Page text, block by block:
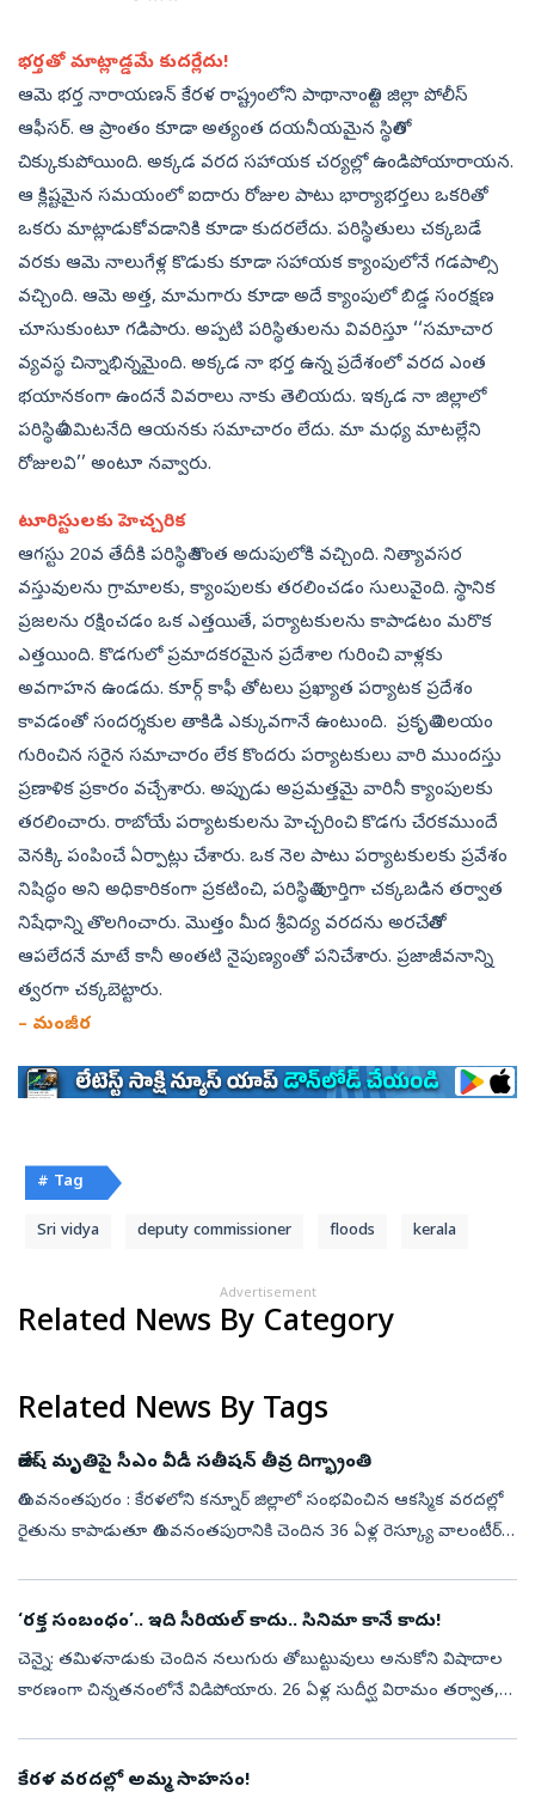
భర్తతో మాట్లాడ్డమే కుదర్లేదు!
ఆమె భర్త నారాయణన్‌ కేరళ రాష్ట్రంలోని పాథానాంతిట్ట జిల్లా పోలీస్‌
ఆఫీసర్‌. ఆ ప్రాంతం కూడా అత్యంత దయనీయమైన స్థితిలో
చిక్కుకుపోయింది. అక్కడ వరద సహాయక చర్యల్లో ఉండిపోయారాయన.
ఆ క్లిష్టమైన సమయంలో ఐదారు రోజుల పాటు భార్యాభర్తలు ఒకరితో
ఒకరు మాట్లాడుకోవడానికి కూడా కుదరలేదు. పరిస్థితులు చక్కబడే
వరకు ఆమె నాలుగేళ్ల కొడుకు కూడా సహాయక క్యాంపులోనే గడపాల్సి
వచ్చింది. ఆమె అత్త, మామగారు కూడా అదే క్యాంపులో బిడ్డ సంరక్షణ
చూసుకుంటూ గడిపారు. అప్పటి పరిస్థితులను వివరిస్తూ ‘‘సమాచార
వ్యవస్థ చిన్నాభిన్నమైంది. అక్కడ నా భర్త ఉన్న ప్రదేశంలో వరద ఎంత
భయానకంగా ఉందనే వివరాలు నాకు తెలియదు. ఇక్కడ నా జిల్లాలో
పరిస్థితి ఏమిటనేది ఆయనకు సమాచారం లేదు. మా మధ్య మాటల్లేని
రోజులవి’’ అంటూ నవ్వారు.
టూరిస్టులకు హెచ్చరిక
ఆగస్టు 20వ తేదీకి పరిస్థితి కొంత అదుపులోకి వచ్చింది. నిత్యావసర
వస్తువులను గ్రామాలకు, క్యాంపులకు తరలించడం సులువైంది. స్థానిక
ప్రజలను రక్షించడం ఒక ఎత్తయితే, పర్యాటకులను కాపాడటం మరొక
ఎత్తయింది. కొడగులో ప్రమాదకరమైన ప్రదేశాల గురించి వాళ్లకు
అవగాహన ఉండదు. కూర్గ్‌ కాఫీ తోటలు ప్రఖ్యాత పర్యాటక ప్రదేశం
కావడంతో సందర్శకుల తాకిడి ఎక్కువగానే ఉంటుంది. ప్రకృతి విలయం
గురించిన సరైన సమాచారం లేక కొందరు పర్యాటకులు వారి ముందస్తు
ప్రణాళిక ప్రకారం వచ్చేశారు. అప్పుడు అప్రమత్తమై వారినీ క్యాంపులకు
తరలించారు. రాబోయే పర్యాటకులను హెచ్చరించి కొడగు చేరకముందే
వెనక్కి పంపించే ఏర్పాట్లు చేశారు. ఒక నెల పాటు పర్యాటకులకు ప్రవేశం
నిషిద్ధం అని అధికారికంగా ప్రకటించి, పరిస్థితి పూర్తిగా చక్కబడిన తర్వాత
నిషేధాన్ని తొలగించారు. మొత్తం మీద శ్రీవిద్య వరదను అరచేతితో
ఆపలేదనే మాటే కానీ అంతటి నైపుణ్యంతో పనిచేశారు. ప్రజాజీవనాన్ని
త్వరగా చక్కబెట్టారు.
– మంజీర
# Tag
Sri vidya deputy commissioner floods kerala
Advertisement
Related News By Category
Related News By Tags
రాజేష్‌ మృతిపై సీఎం వీడీ సతీషన్ తీవ్ర దిగ్భ్రాంతి
తిరువనంతపురం : కేరళలోని కన్నూర్ జిల్లాలో సంభవించిన ఆకస్మిక వరదల్లో
రైతును కాపాడుతూ తిరువనంతపురానికి చెందిన 36 ఏళ్ల రెస్క్యూ వాలంటీర్
‘రక్త సంబంధం’.. ఇది సీరియల్‌ కాదు.. సినిమా కానే కాదు!
చెన్నై: తమిళనాడుకు చెందిన నలుగురు తోబుట్టువులు అనుకోని విషాదాల
కారణంగా చిన్నతనంలోనే విడిపోయారు. 26 ఏళ్ల సుదీర్ఘ విరామం తర్వాత,
కేరళ వరదల్లో అమ్మ సాహసం!